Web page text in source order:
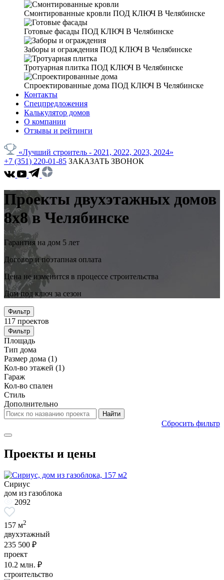
Смонтированные кровли ПОД КЛЮЧ В Челябинске
Готовые фасады ПОД КЛЮЧ В Челябинске
Заборы и ограждения ПОД КЛЮЧ В Челябинске
Тротуарная плитка ПОД КЛЮЧ В Челябинске
Спроектированные дома ПОД КЛЮЧ В Челябинске
Контакты
Спецпредложения
Калькулятор домов
О компании
Отзывы и рейтинги
«Лучший строитель - 2021, 2022, 2023, 2024»
+7 (351) 220-01-85 ЗАКАЗАТЬ ЗВОНОК
Проекты двухэтажных домов
8x8 в Челябинске
Гарантия на дом 5 лет
Договор и поэтапная оплата
Цена не изменится в процессе строительства
Дом под ключ за сезон
Фильтр
117 проектов
Фильтр
Площадь
Тип дома
Размер дома (1)
Кол-во этажей (1)
Гараж
Кол-во спален
Стиль
Дополнительно
Сбросить фильтр
Проекты и цены
Сириус
дом из газоблока
2092
157 м2
двухэтажный
235 500 ₽
проект
10.2 млн. ₽
строительство